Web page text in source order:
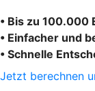
• Bis zu 100.000
• Einfacher und
• Schnelle
Jetzt berechnen